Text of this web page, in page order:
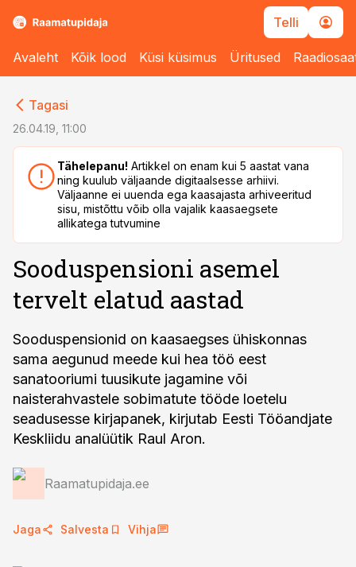
Telli
Avaleht Kõik lood Küsi küsimus Üritused
Tagasi
26.04.19, 11:00
Tähelepanu! Artikkel on enam kui 5 aastat vana
ning kuulub väljaande digitaalsesse arhiivi.
Väljaanne ei uuenda ega kaasajasta arhiveeritud
sisu, mistõttu võib olla vajalik kaasaegsete
allikatega tutvumine
Sooduspensioni asemel
tervelt elatud aastad
Sooduspensionid on kaasaegses ühiskonnas
sama aegunud meede kui hea töö eest
sanatooriumi tuusikute jagamine või
naisterahvastele sobimatute tööde loetelu
seadusesse kirjapanek, kirjutab Eesti Tööandjate
Keskliidu analüütik Raul Aron.
Raamatupidaja.ee
Jaga Salvesta Vihja